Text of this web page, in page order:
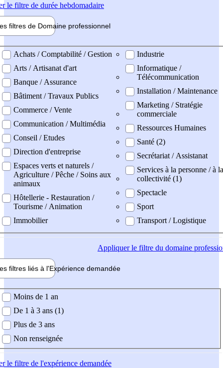
le filtre de durée hebdomadaire
filtres de Domaine professionnel
professionel
Achats / Comptabilité / Gestion
Arts / Artisanat d'art
Banque / Assurance
Bâtiment / Travaux Publics
Commerce / Vente
Communication / Multimédia
Conseil / Etudes
Direction d'entreprise
Espaces verts et naturels /
Agriculture / Pêche / Soins aux
animaux
Hôtellerie - Restauration /
Tourisme / Animation
Immobilier
Industrie
Informatique /
Télécommunication
Installation / Maintenance
Marketing / Stratégie
commerciale
Ressources Humaines
Santé (2)
Secrétariat / Assistanat
Services à la personne / à la
collectivité (1)
Spectacle
Sport
Transport / Logistique
Appliquerle filtre du domaine
filtres liés à l'Expérience demandée
demandée
Moins de 1 an
De 1 à 3 ans (1)
Plus de 3 ans
Non renseignée
le filtre de l'expérience demandée